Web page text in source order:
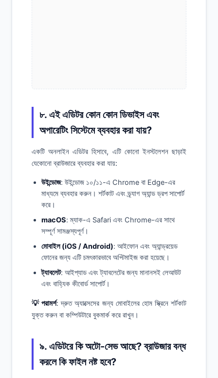
৮. এই এডিটর কোন কোন ডিভাইস এবং
অপারেটিং সিস্টেমে ব্যবহার করা যায়?
একটি অনলাইন এডিটর হিসাবে, এটি কোনো ইনস্টলেশন ছাড়াই
যেকোনো ব্রাউজারে ব্যবহার করা যায়:
উইন্ডোজ: উইন্ডোজ ১০/১১-এ Chrome বা Edge-এর
মাধ্যমে ব্যবহার করুন। শর্টকাট এবং ড্র্যাগ অ্যান্ড ড্রপ সাপোর্ট
করে।
macOS: ম্যাক-এ Safari এবং Chrome-এর সাথে
সম্পূর্ণ সামঞ্জস্যপূর্ণ।
মোবাইল (iOS / Android): আইফোন এবং অ্যান্ড্রয়েড
ফোনের জন্য এটি চমৎকারভাবে অপ্টিমাইজ করা হয়েছে।
ট্যাবলেট: আইপ্যাড এবং ট্যাবলেটের জন্য মানানসই লেআউট
এবং বাহ্যিক কীবোর্ড সাপোর্ট।
💡 পরামর্শ: দ্রুত অ্যাক্সেসের জন্য মোবাইলের হোম স্ক্রিনে শর্টকাট
যুক্ত করুন বা কম্পিউটারে বুকমার্ক করে রাখুন।
৯. এডিটরে কি অটো-সেভ আছে? ব্রাউজার বন্ধ
করলে কি ফাইল নষ্ট হবে?